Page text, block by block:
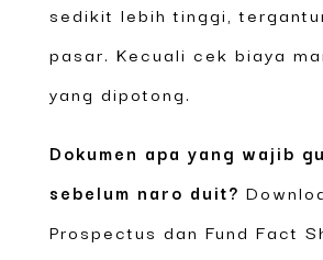
sedikit lebih tinggi,
pasar. Kecuali cek biaya
yang dipotong.
Dokumen apa yang wajib
sebelum naro duit?
Prospectus dan Fund Fact